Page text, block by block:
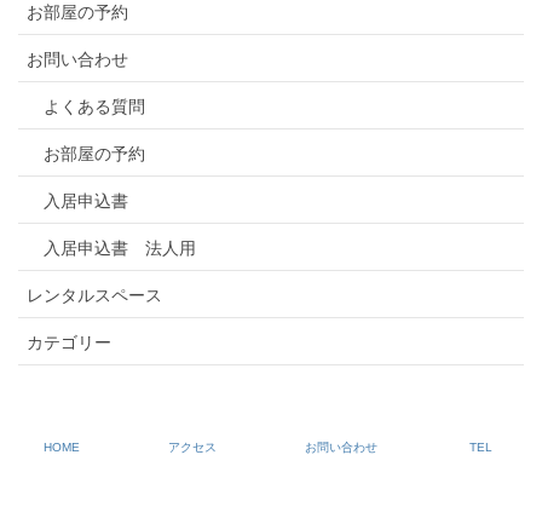
お部屋の予約
お問い合わせ
よくある質問
お部屋の予約
入居申込書
入居申込書 法人用
レンタルスペース
カテゴリー
HOME アクセス お問い合わせ TEL